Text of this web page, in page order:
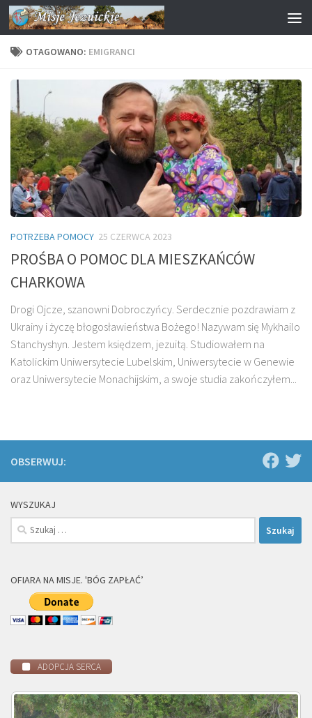
Przejdź do treści
OTAGOWANO: EMIGRANCI
POTRZEBA POMOCY 25 CZERWCA 2023
PROŚBA O POMOC DLA MIESZKAŃCÓW
CHARKOWA
Drogi Ojcze, szanowni Dobroczyńcy. Serdecznie pozdrawiam z
Ukrainy i życzę błogosławieństwa Bożego! Nazywam się Mykhailo
Stanchyshyn. Jestem księdzem, jezuitą. Studiowałem na
Katolickim Uniwersytecie Lubelskim, Uniwersytecie w Genewie
oraz Uniwersytecie Monachijskim, a swoje studia zakończyłem...
OBSERWUJ:
WYSZUKAJ
Szukaj:
OFIARA NA MISJE. 'BÓG ZAPŁAĆ’
ADOPCJA SERCA